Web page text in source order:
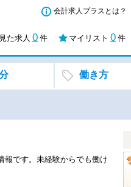
会計求人プラスとは？
た求人 0 件 マイリスト 0 件
働き方
報です。未経験からでも働け